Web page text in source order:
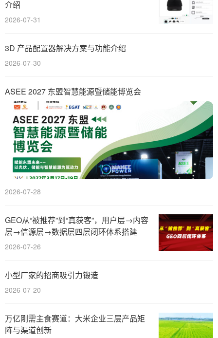
数字化
介绍
2026-07-31
3D 产品配置器解决方案与功能介绍
2026-07-30
ASEE 2027 东盟智慧能源暨储能博览会
2026-07-28
GEO从“被推荐”到“真获客”，用户层→内容
层→信源层→数据层四层闭环体系搭建
2026-07-26
小型厂家的招商吸引力锻造
2026-07-20
万亿刚需主食赛道：大米企业三层产品矩
阵与渠道创新